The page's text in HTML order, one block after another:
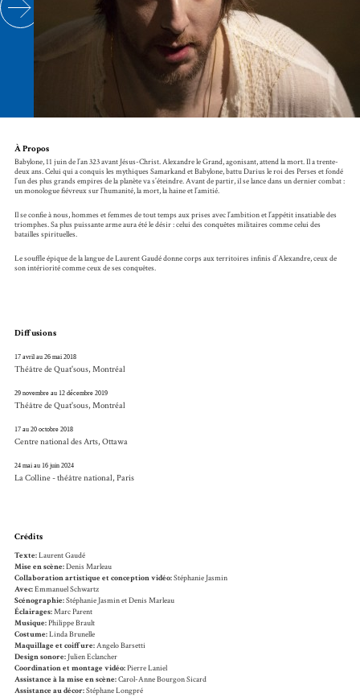
À Propos
Babylone, 11 juin de l’an 323 avant Jésus-Christ. Alexandre le Grand, agonisant, attend la mort. Il a trente-
deux ans. Celui qui a conquis les mythiques Samarkand et Babylone, battu Darius le roi des Perses et fondé
l’un des plus grands empires de la planète va s’éteindre. Avant de partir, il se lance dans un dernier combat :
un monologue fiévreux sur l’humanité, la mort, la haine et l’amitié.
Il se confie à nous, hommes et femmes de tout temps aux prises avec l’ambition et l’appétit insatiable des
triomphes. Sa plus puissante arme aura été le désir : celui des conquêtes militaires comme celui des
batailles spirituelles.
Le souffle épique de la langue de Laurent Gaudé donne corps aux territoires infinis d’Alexandre, ceux de
son intériorité comme ceux de ses conquêtes.
Diffusions
17 avril au 26 mai 2018
Théâtre de Quat'sous, Montréal
29 novembre au 12 décembre 2019
Théâtre de Quat'sous, Montréal
17 au 20 octobre 2018
Centre national des Arts, Ottawa
24 mai au 16 juin 2024
La Colline - théâtre national, Paris
Crédits
Texte:Laurent Gaudé
Mise en scène:Denis Marleau
Collaboration artistique et conception vidéo:Stéphanie Jasmin
Avec:Emmanuel Schwartz
Scénographie:Stéphanie Jasmin et Denis Marleau
Éclairages:Marc Parent
Musique:Philippe Brault
Costume:Linda Brunelle
Maquillage et coiffure:Angelo Barsetti
Design sonore:Julien Eclancher
Coordination et montage vidéo:Pierre Laniel
Assistance à la mise en scène:Carol-Anne Bourgon Sicard
Assistance au décor:Stéphane Longpré